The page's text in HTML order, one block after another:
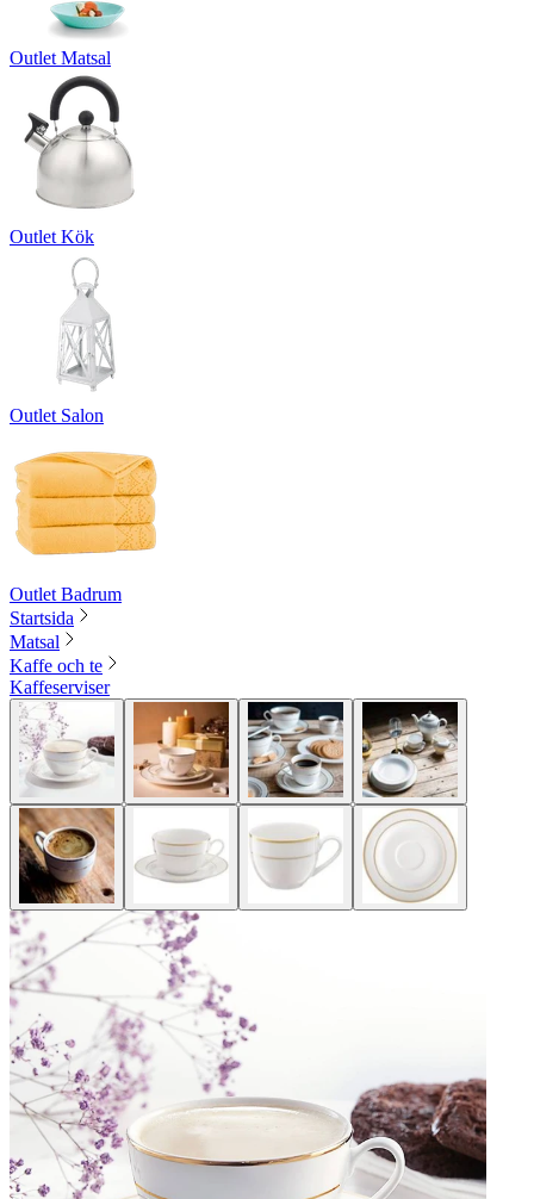
Outlet Matsal
Outlet Kök
Outlet Salon
Outlet Badrum
Startsida
Matsal
Kaffe och te
Kaffeserviser